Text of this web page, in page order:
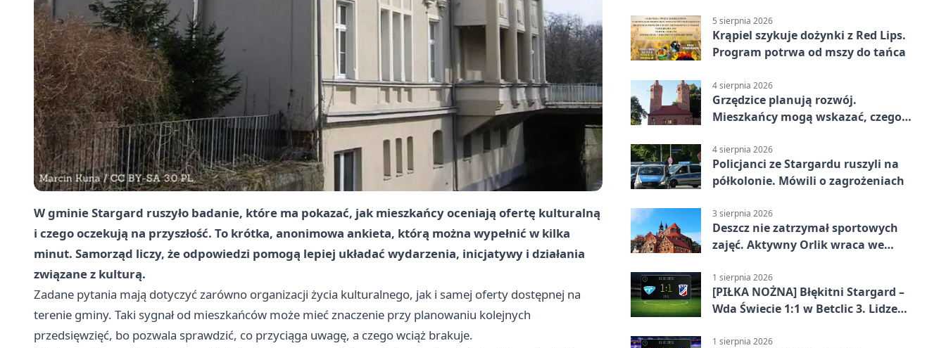
W gminie Stargard ruszyło badanie, które ma pokazać, jak mieszkańcy oceniają ofertę kulturalną
i czego oczekują na przyszłość. To krótka, anonimowa ankieta, którą można wypełnić w kilka
minut. Samorząd liczy, że odpowiedzi pomogą lepiej układać wydarzenia, inicjatywy i działania
związane z kulturą.
Zadane pytania mają dotyczyć zarówno organizacji życia kulturalnego, jak i samej oferty dostępnej na
terenie gminy. Taki sygnał od mieszkańców może mieć znaczenie przy planowaniu kolejnych
przedsięwzięć, bo pozwala sprawdzić, co przyciąga uwagę, a czego wciąż brakuje.
5 sierpnia 2026
Krąpiel szykuje dożynki z Red Lips.
Program potrwa od mszy do tańca
4 sierpnia 2026
Grzędzice planują rozwój.
Mieszkańcy mogą wskazać, czego
4 sierpnia 2026
Policjanci ze Stargardu ruszyli na
półkolonie. Mówili o zagrożeniach
3 sierpnia 2026
Deszcz nie zatrzymał sportowych
zajęć. Aktywny Orlik wraca we
1 sierpnia 2026
[PIŁKA NOŻNA] Błękitni Stargard –
Wda Świecie 1:1 w Betclic 3. Lidze
1 sierpnia 2026